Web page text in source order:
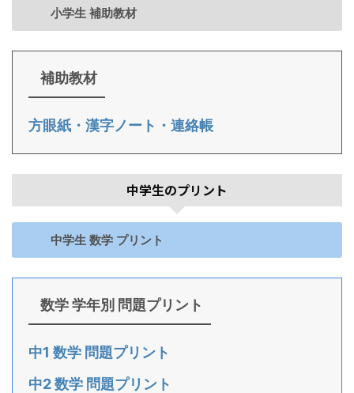
小学生 補助教材
補助教材
方眼紙・漢字ノート・連絡帳
中学生のプリント
中学生 数学 プリント
数学 学年別 問題プリント
中1 数学 問題プリント
中2 数学 問題プリント